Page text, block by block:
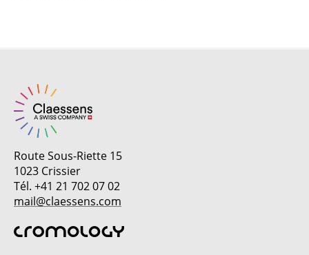
Route Sous-Riette 15
1023 Crissier
Tél. +41 21 702 07 02
mail@claessens.com